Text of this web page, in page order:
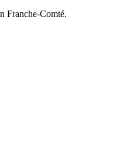
Franche-Comté.